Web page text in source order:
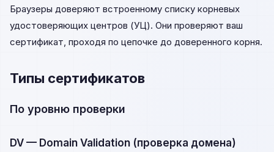
Браузеры доверяют встроенному списку корневых
удостоверяющих центров (УЦ). Они проверяют ваш
сертификат, проходя по цепочке до доверенного корня.
Типы сертификатов
По уровню проверки
DV — Domain Validation (проверка домена)